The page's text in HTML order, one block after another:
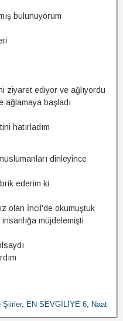
bulunuyorum
ziyaret ediyor ve ağlıyordu
ağlamaya başladı
hatırladım
dinleyince
ederim ki
olan İncil’de okumuştuk
müjdelemişti
Şiirler, EN SEVGİLİYE 6, Naat